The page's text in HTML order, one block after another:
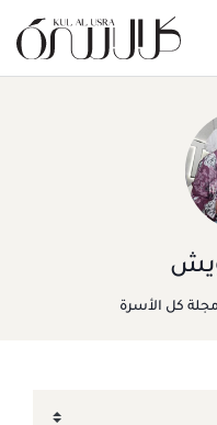
كل الأسرة